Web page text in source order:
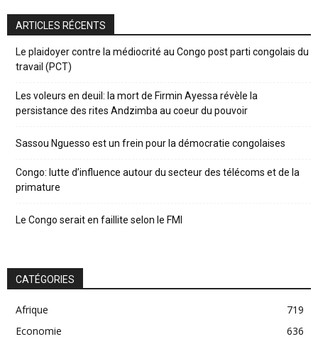
ARTICLES RÉCENTS
Le plaidoyer contre la médiocrité au Congo post parti congolais du
travail (PCT)
Les voleurs en deuil: la mort de Firmin Ayessa révèle la
persistance des rites Andzimba au coeur du pouvoir
Sassou Nguesso est un frein pour la démocratie congolaises
Congo: lutte d’influence autour du secteur des télécoms et de la
primature
Le Congo serait en faillite selon le FMI
CATÉGORIES
Afrique
719
Economie
636